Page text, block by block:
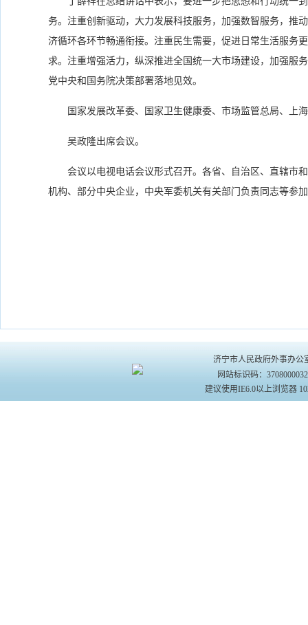
务。注重创新驱动，大力发展科技服务，加强数智服务，推
济循环各环节畅通衔接。注重民生需要，促进日常生活服务
求。注重增强活力，纵深推进全国统一大市场建设，加强服
党中央和国务院决策部署落地见效。
国家发展改革委、国家卫生健康委、市场监管总局、上
吴政隆出席会议。
会议以电视电话会议形式召开。各省、自治区、直辖市
机构、部分中央企业，中央军委机关有关部门负责同志等参
济宁市人民政府外事办公
网站标识码：
建议使用IE6.0以上浏览器